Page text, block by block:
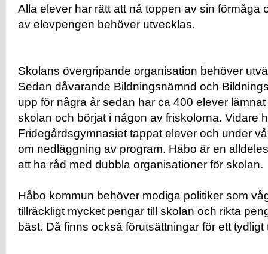
Alla elever har rätt att nå toppen av sin förmåga
av elevpengen behöver utvecklas.
Skolans övergripande organisation behöver
Sedan dåvarande Bildningsnämnd och
upp för några år sedan har ca 400 elever
skolan och börjat i någon av friskolorna. Vidare
Fridegårdsgymnasiet tappat elever och under
om nedläggning av program. Håbo är en
att ha råd med dubbla organisationer för skolan.
Håbo kommun behöver modiga politiker som
tillräckligt mycket pengar till skolan och rikta
bäst. Då finns också förutsättningar för ett tydligt